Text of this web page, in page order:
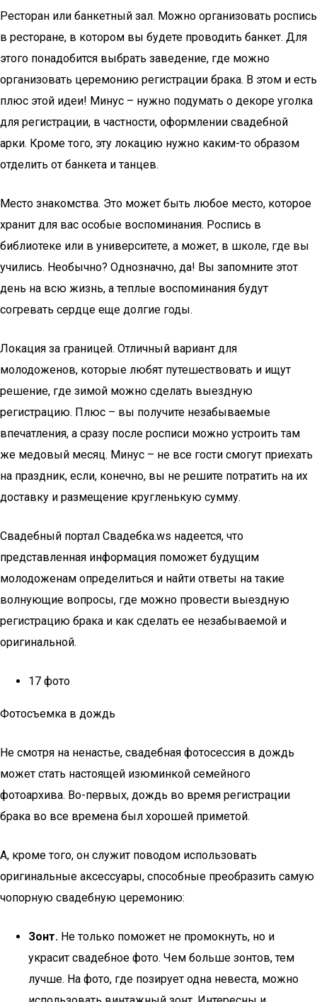
Ресторан или банкетный зал. Можно организовать роспись
в ресторане, в котором вы будете проводить банкет. Для
этого понадобится выбрать заведение, где можно
организовать церемонию регистрации брака. В этом и есть
плюс этой идеи! Минус – нужно подумать о декоре уголка
для регистрации, в частности, оформлении свадебной
арки. Кроме того, эту локацию нужно каким-то образом
отделить от банкета и танцев.
Место знакомства. Это может быть любое место, которое
хранит для вас особые воспоминания. Роспись в
библиотеке или в университете, а может, в школе, где вы
учились. Необычно? Однозначно, да! Вы запомните этот
день на всю жизнь, а теплые воспоминания будут
согревать сердце еще долгие годы.
Локация за границей. Отличный вариант для
молодоженов, которые любят путешествовать и ищут
решение, где зимой можно сделать выездную
регистрацию. Плюс – вы получите незабываемые
впечатления, а сразу после росписи можно устроить там
же медовый месяц. Минус – не все гости смогут приехать
на праздник, если, конечно, вы не решите потратить на их
доставку и размещение кругленькую сумму.
Свадебный портал Свадебка.ws надеется, что
представленная информация поможет будущим
молодоженам определиться и найти ответы на такие
волнующие вопросы, где можно провести выездную
регистрацию брака и как сделать ее незабываемой и
оригинальной.
17 фото
Фотосъемка в дождь
Не смотря на ненастье, свадебная фотосессия в дождь
может стать настоящей изюминкой семейного
фотоархива. Во-первых, дождь во время регистрации
брака во все времена был хорошей приметой.
А, кроме того, он служит поводом использовать
оригинальные аксессуары, способные преобразить самую
чопорную свадебную церемонию:
Зонт. Не только поможет не промокнуть, но и
украсит свадебное фото. Чем больше зонтов, тем
лучше. На фото, где позирует одна невеста, можно